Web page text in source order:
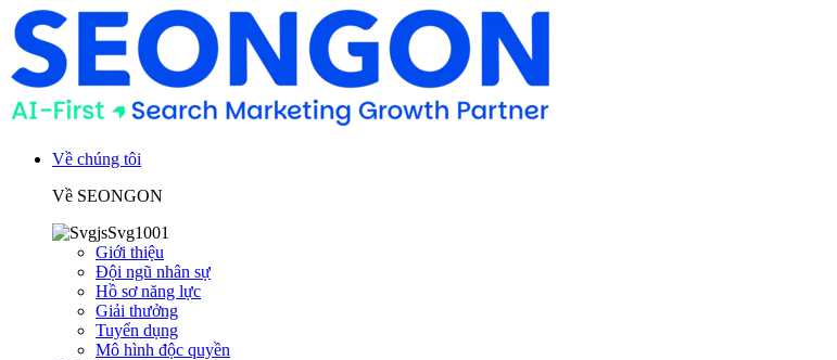
Về chúng tôi
Về SEONGON
Giới thiệu
Đội ngũ nhân sự
Hồ sơ năng lực
Giải thưởng
Tuyển dụng
Mô hình độc quyền